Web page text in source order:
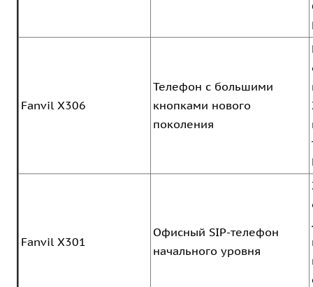
Fanvil X306
Телефон с большими
кнопками нового
поколения
Fanvil X301
Офисный SIP-телефон
начального уровня